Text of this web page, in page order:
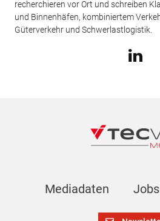
recherchieren vor Ort und schreiben
und Binnenhäfen, kombiniertem
Güterverkehr und Schwerlastlogistik.
Mediadaten Jobs